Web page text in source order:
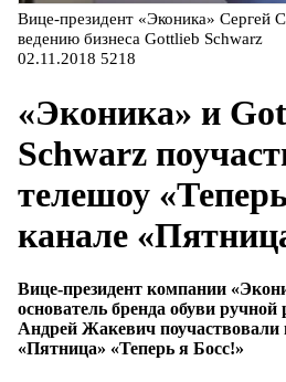
Вице-президент «Эконика» Сергей
ведению бизнеса Gottlieb Schwarz
02.11.2018 5218
«Эконика» и
Schwarz
телешоу
канале
Вице-президент компании
основатель бренда обуви
Андрей Жакевич поучаствовали
«Пятница» «Теперь я Босс!»